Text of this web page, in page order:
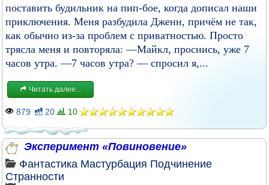
поставить будильник на пип-бое, когда дописал наши
приключения. Меня разбудила Дженн, причём не так,
как обычно из-за проблем с приватностью. Просто
трясла меня и повторяла: —Майкл, проснись, уже 7
часов утра. —7 часов утра? — спросил я,...
Читать далее...
879 20 10
Эксперимент «Повиновение»
Фантастика Мастурбация Подчинение
Странности